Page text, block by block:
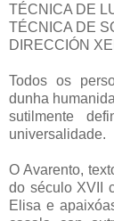
TÉCNICA DE
TÉCNICA DE
DIRECCIÓN
Todos os
dunha
sutilmente
universalidade.
O Avarento,
do século XVII
Elisa e